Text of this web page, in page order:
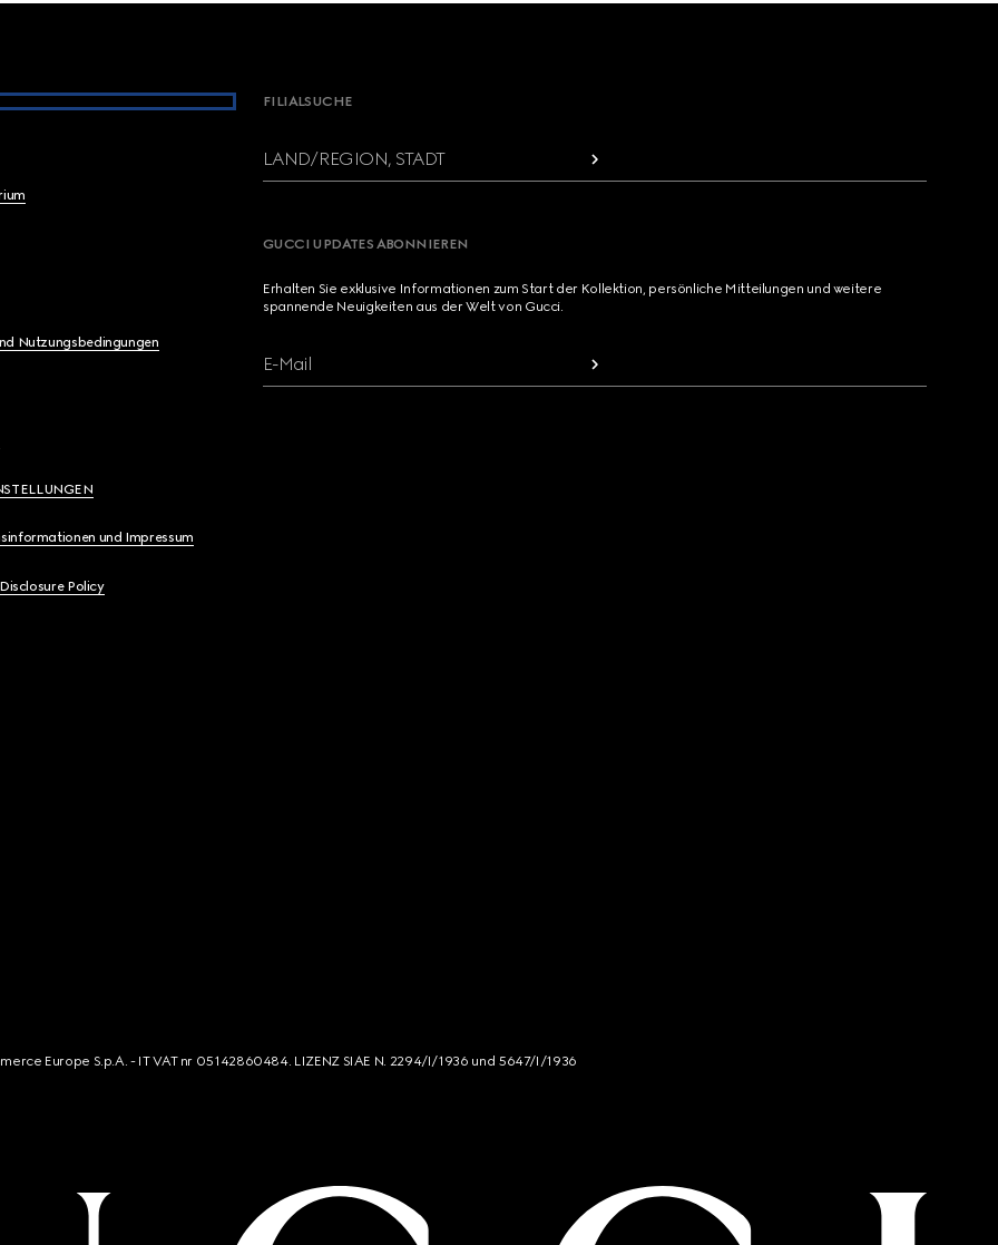
Nutzungsbedingungen
und Impressum
Policy
FILIALSUCHE
LAND/REGION, STADT
GUCCI UPDATES ABONNIEREN
Erhalten Sie exklusive Informationen zum Start der Kollektion, persönliche Mitteilungen und weitere
spannende Neuigkeiten aus der Welt von Gucci.
E-Mail
Europe S.p.A. - IT VAT nr 05142860484. LIZENZ SIAE N. 2294/I/1936 und 5647/I/1936